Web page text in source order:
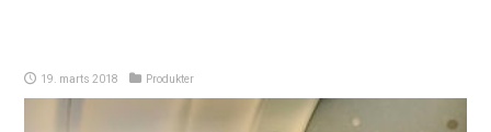
19. marts 2018 Produkter